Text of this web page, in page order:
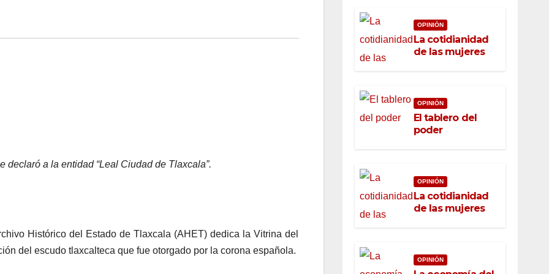
a la entidad “Leal Ciudad de Tlaxcala”.
Histórico del Estado de Tlaxcala (AHET) dedica la Vitrina del
del escudo tlaxcalteca que fue otorgado por la corona española.
OPINIÓN
La cotidianidad
de las mujeres
OPINIÓN
El tablero del
poder
OPINIÓN
La cotidianidad
de las mujeres
OPINIÓN